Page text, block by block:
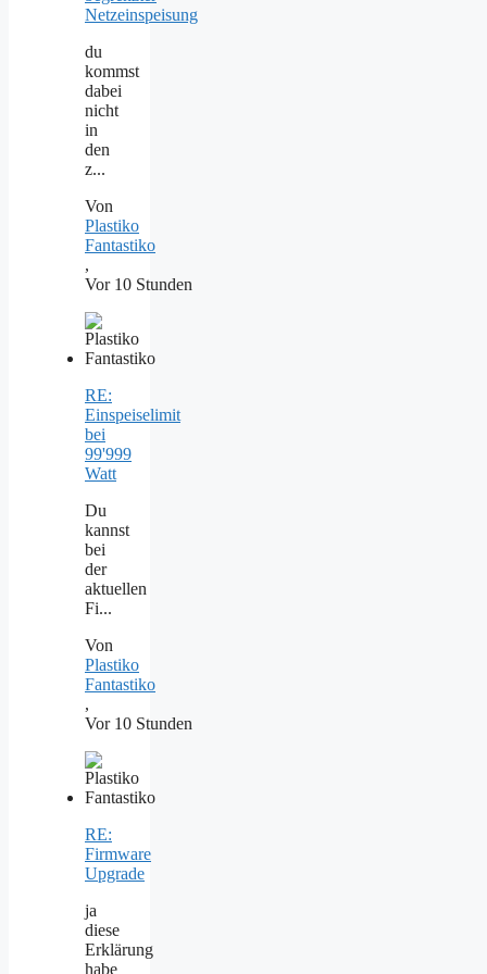
Netzeinspeisung
du
kommst
dabei
nicht
in
den
z...
Von
Plastiko
Fantastiko
,
Vor 10 Stunden
RE:
Einspeiselimit
bei
99'999
Watt
Du
kannst
bei
der
aktuellen
Fi...
Von
Plastiko
Fantastiko
,
Vor 10 Stunden
RE:
Firmware
Upgrade
ja
diese
Erklärung
habe